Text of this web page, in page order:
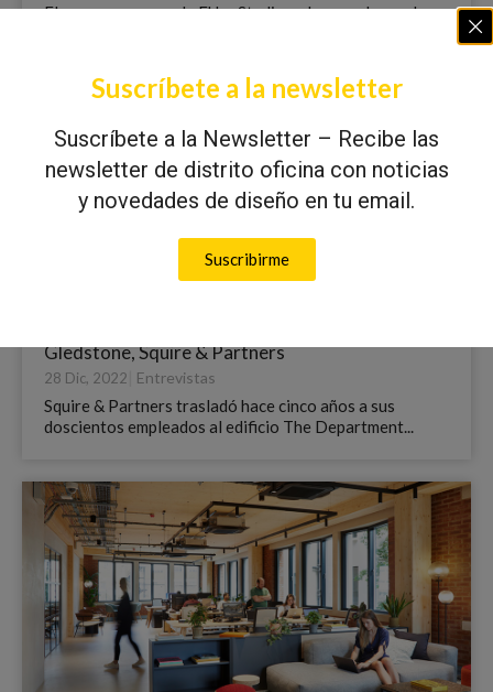
El nuevo esquema de Ekho Studio se ha creado en el
Gledstone, Squire & Partners
28 Dic, 2022 Entrevistas
Squire & Partners trasladó hace cinco años a sus
doscientos empleados al edificio The Department...
Suscríbete a la newsletter
Suscríbete a la Newsletter – Recibe las
newsletter de distrito oficina con noticias
y novedades de diseño en tu email.
Suscribirme